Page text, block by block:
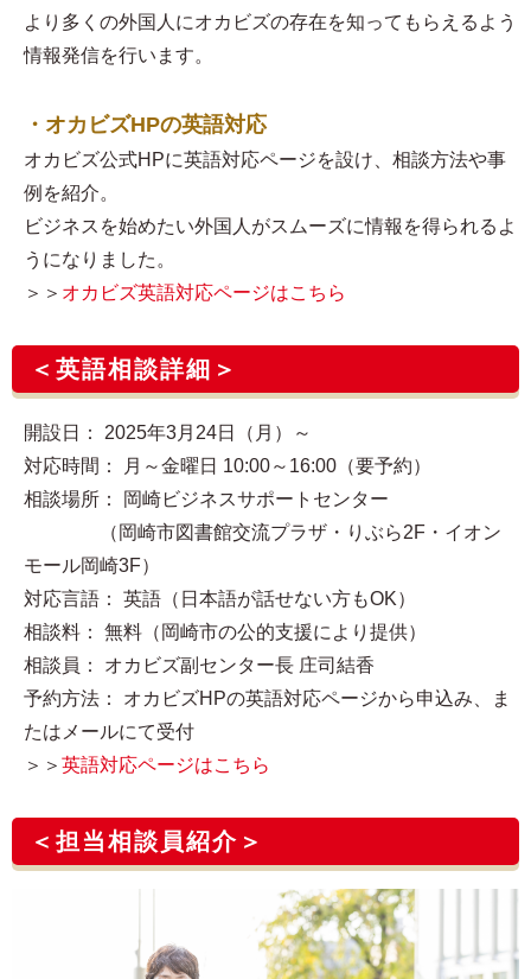
より多くの外国人にオカビズの存在を知ってもらえるよう
情報発信を行います。
・オカビズHPの英語対応
オカビズ公式HPに英語対応ページを設け、相談方法や事
例を紹介。
ビジネスを始めたい外国人がスムーズに情報を得られるよ
うになりました。
＞＞ オカビズ英語対応ページはこちら
＜英語相談詳細＞
開設日： 2025年3月24日（月）～
対応時間： 月～金曜日 10:00～16:00（要予約）
相談場所： 岡崎ビジネスサポートセンター
（岡崎市図書館交流プラザ・りぶら2F・イオン
モール岡崎3F）
対応言語： 英語（日本語が話せない方もOK）
相談料： 無料（岡崎市の公的支援により提供）
相談員： オカビズ副センター長 庄司結香
予約方法： オカビズHPの英語対応ページから申込み、ま
たはメールにて受付
＞＞ 英語対応ページはこちら
＜担当相談員紹介＞